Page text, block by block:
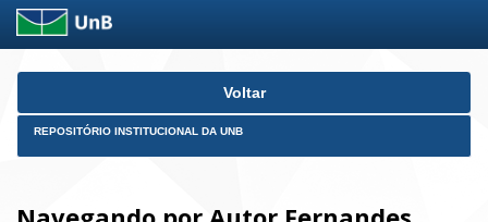
Skip
Voltar
REPOSITÓRIO INSTITUCIONAL DA UNB